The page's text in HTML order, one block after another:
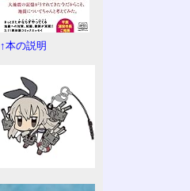
↑本の説明